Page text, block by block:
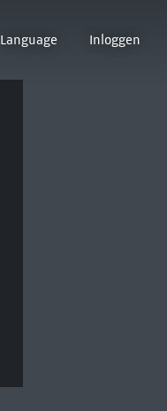
Language Inloggen